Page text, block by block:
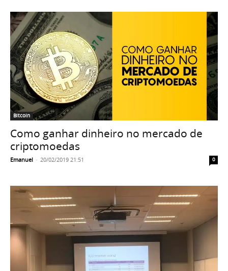
Bitcoin
Como ganhar dinheiro no mercado de
criptomoedas
Emanuel - 20/02/2019 21:51 0